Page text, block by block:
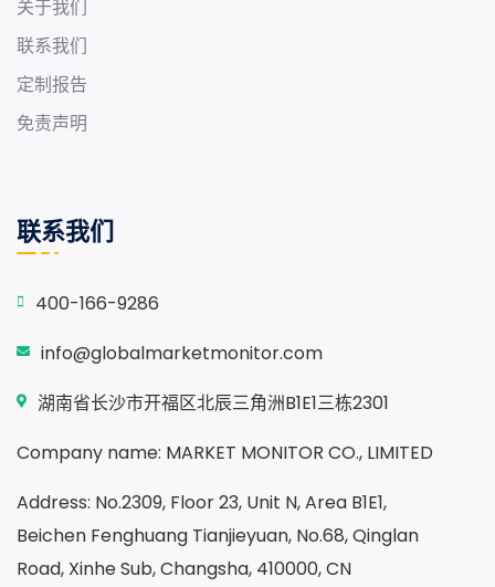
关于我们
联系我们
定制报告
免责声明
联系我们
400-166-9286
info@globalmarketmonitor.com
湖南省长沙市开福区北辰三角洲B1E1三栋2301
Company name: MARKET MONITOR CO., LIMITED
Address: No.2309, Floor 23, Unit N, Area B1E1,
Beichen Fenghuang Tianjieyuan, No.68, Qinglan
Road, Xinhe Sub, Changsha, 410000, CN